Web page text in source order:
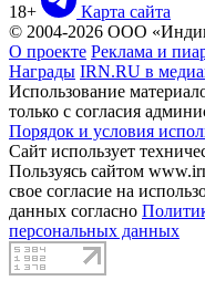
18+
Карта сайта
© 2004-2026 ООО
О проекте Реклама и
Награды IRN.RU в
Использование
только с согласия
Порядок и условия
Сайт использует
Пользуясь сайтом
свое согласие на
данных согласно
персональных данных